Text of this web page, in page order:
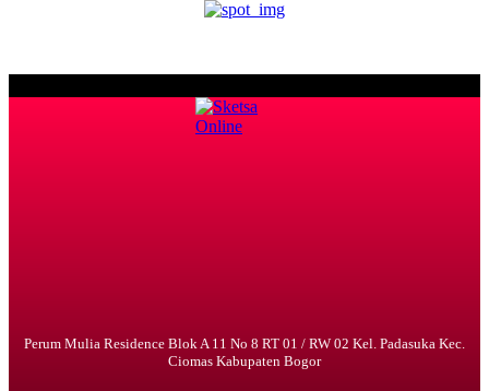
Perum Mulia Residence Blok A 11 No 8 RT 01 / RW 02 Kel. Padasuka Kec.
Ciomas Kabupaten Bogor